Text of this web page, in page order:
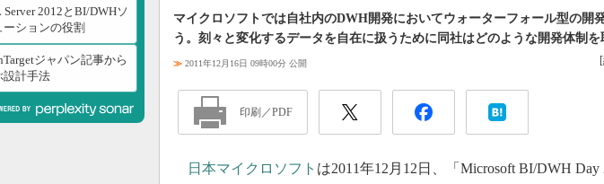
Server 2012とBI/DWHソ
ーションの役割
ジャパン記事から
設計手法
マイクロソフトでは自社内のDWH開発においてウォーターフォール型の開
う。刻々と変化するデータを自在に扱うために同社はどのような開発体制を
≫ 2011年12月16日 09時00分 公開
印刷／PDF
日本マイクロソフト は2011年12月12日、「Microsoft BI/DWH